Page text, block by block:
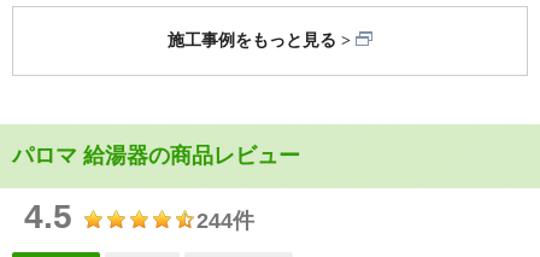
施工事例をもっと見る
パロマ 給湯器の商品レビュー
4.5 244件